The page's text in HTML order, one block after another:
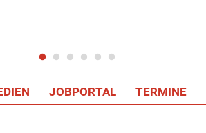
JOBPORTAL TERMINE